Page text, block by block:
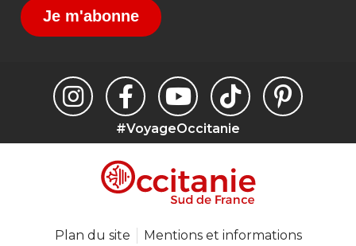
Je m'abonne
#VoyageOccitanie
Plan du site Mentions et informations